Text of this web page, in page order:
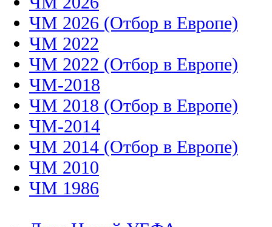
ЧМ 2026 (Отбор в Европе)
ЧМ 2022
ЧМ 2022 (Отбор в Европе)
ЧМ-2018
ЧМ 2018 (Отбор в Европе)
ЧМ-2014
ЧМ 2014 (Отбор в Европе)
ЧМ 2010
ЧМ 1986